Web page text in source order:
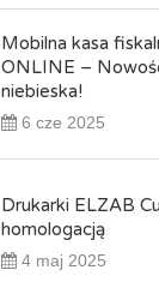
Mobilna kasa
ONLINE –
niebieska!
6 cze 2025
Drukarki ELZAB
homologacją
4 maj 2025